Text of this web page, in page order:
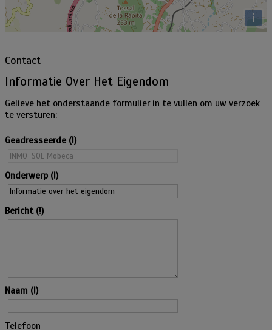
i
Contact
Informatie Over Het Eigendom
Gelieve het onderstaande formulier in te vullen om uw verzoek
te versturen:
Geadresseerde
Onderwerp
Bericht
Naam
Telefoon